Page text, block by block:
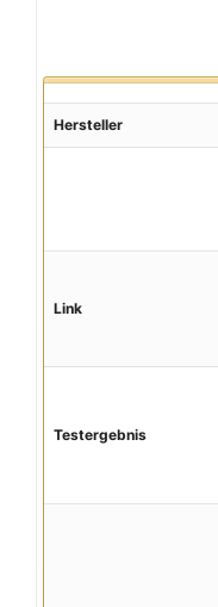
Hersteller
Link
Testergebnis